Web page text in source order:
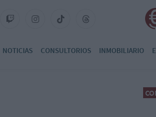
NOTICIAS CONSULTORIOS INMOBILIARIO